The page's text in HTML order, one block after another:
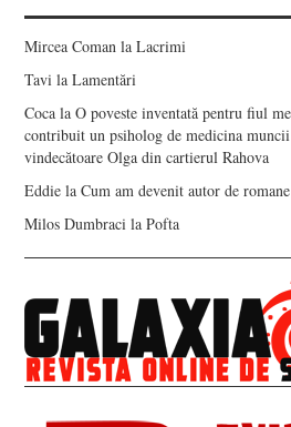
Mircea Coman laLacrimi
Tavi laLamentări
Coca laO poveste inventată pentru fiul
contribuit un psiholog de medicina
vindecătoare Olga din cartierul Rahova
Eddie laCum am devenit autor de
Milos Dumbraci laPofta